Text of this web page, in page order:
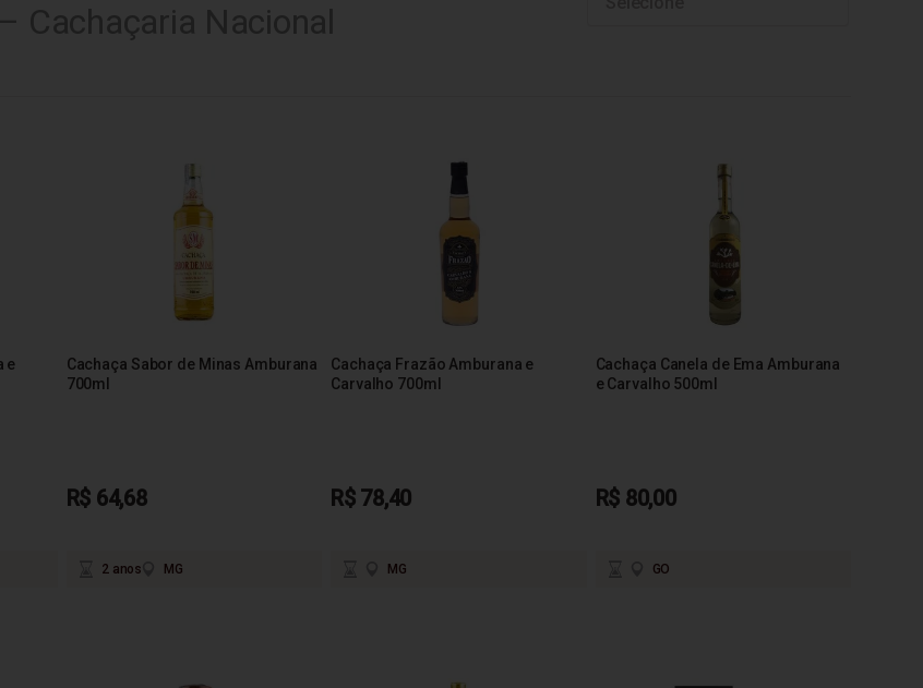
e
Cachaça Sabor de Minas Amburana
700ml
R$ 64,68
2 anos MG
Cachaça Frazão Amburana e
Carvalho 700ml
R$ 78,40
MG
Cachaça Canela de Ema Amburana
e Carvalho 500ml
R$ 80,00
GO